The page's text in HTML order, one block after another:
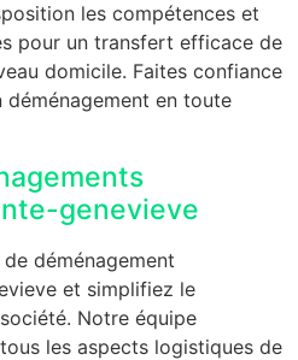
les compétences et
pour un transfert efficace de
domicile. Faites confiance
en toute
genevieve
déménagement
et simplifiez le
Notre équipe
les aspects logistiques de